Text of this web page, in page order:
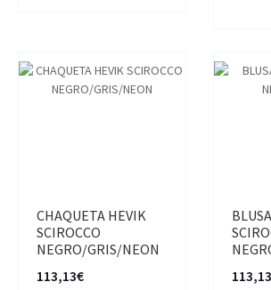
CHAQUETA HEVIK
SCIROCCO
NEGRO/GRIS/NEON
113,13€